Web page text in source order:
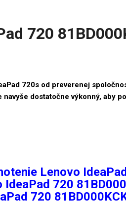
720
720s od preverenej
dostatočne výkonný, aby
Lenovo
IdeaPad 720
720